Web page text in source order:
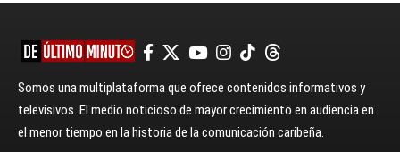
Somos una multiplataforma que ofrece contenidos informativos y
televisivos. El medio noticioso de mayor crecimiento en audiencia en
el menor tiempo en la historia de la comunicación caribeña.